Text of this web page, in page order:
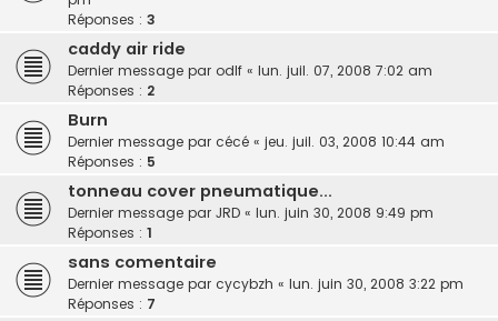
Réponses : 3
caddy air ride
Dernier message par odlf « lun. juil. 07, 2008 7:02 am
Réponses : 2
Burn
Dernier message par cécé « jeu. juil. 03, 2008 10:44 am
Réponses : 5
tonneau cover pneumatique...
Dernier message par JRD « lun. juin 30, 2008 9:49 pm
Réponses : 1
sans comentaire
Dernier message par cycybzh « lun. juin 30, 2008 3:22 pm
Réponses : 7